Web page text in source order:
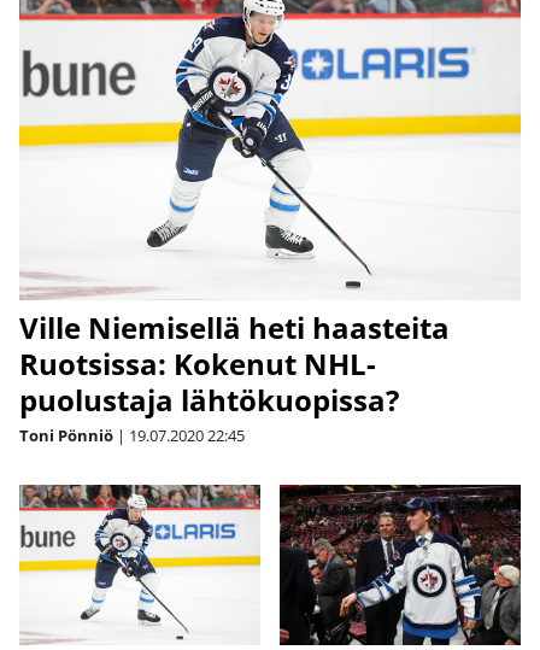
Ville Niemisellä heti haasteita
Ruotsissa: Kokenut NHL-
puolustaja lähtökuopissa?
Toni Pönniö | 19.07.202022:45